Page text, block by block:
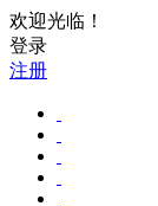
欢迎光临！
登录
注册